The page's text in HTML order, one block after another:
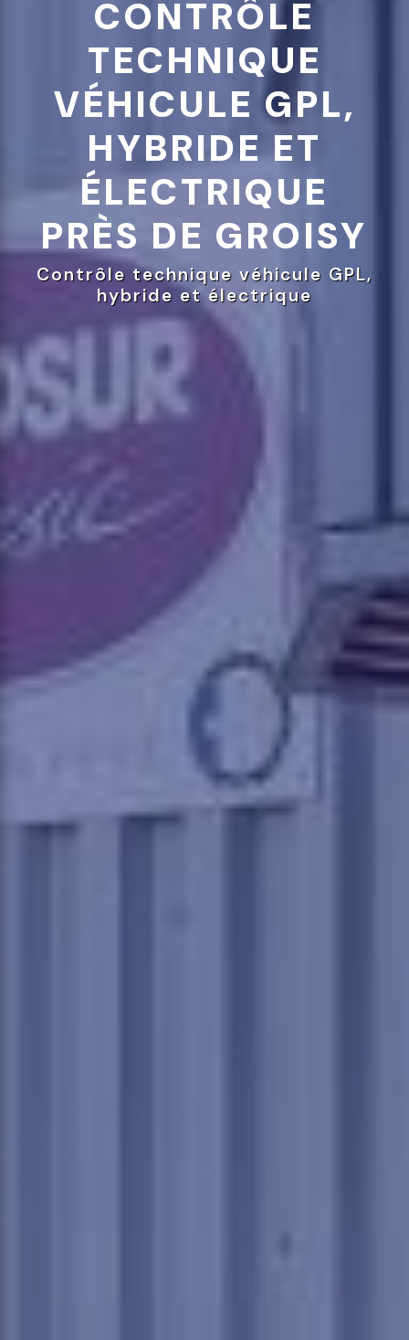
CONTRÔLE
TECHNIQUE
VÉHICULE GPL,
HYBRIDE ET
ÉLECTRIQUE
PRÈS DE GROISY
Contrôle technique véhicule GPL,
hybride et électrique